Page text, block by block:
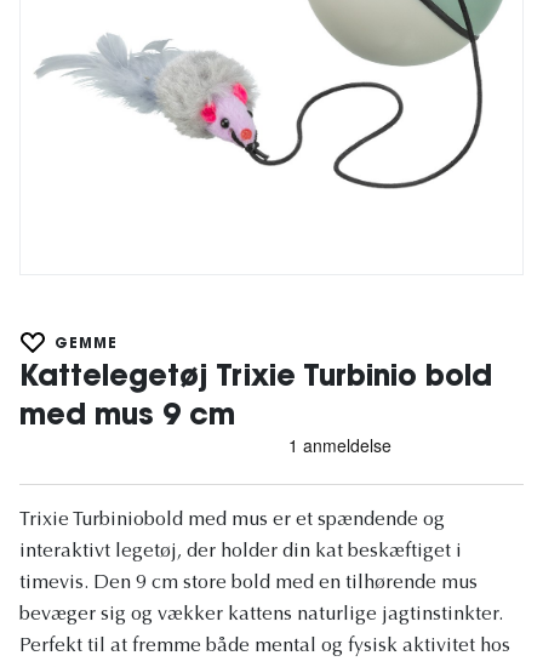
GEMME
Kattelegetøj Trixie Turbinio bold
med mus 9 cm
Trixie Turbiniobold med mus er et spændende og
interaktivt legetøj, der holder din kat beskæftiget i
timevis. Den 9 cm store bold med en tilhørende mus
bevæger sig og vækker kattens naturlige jagtinstinkter.
Perfekt til at fremme både mental og fysisk aktivitet hos